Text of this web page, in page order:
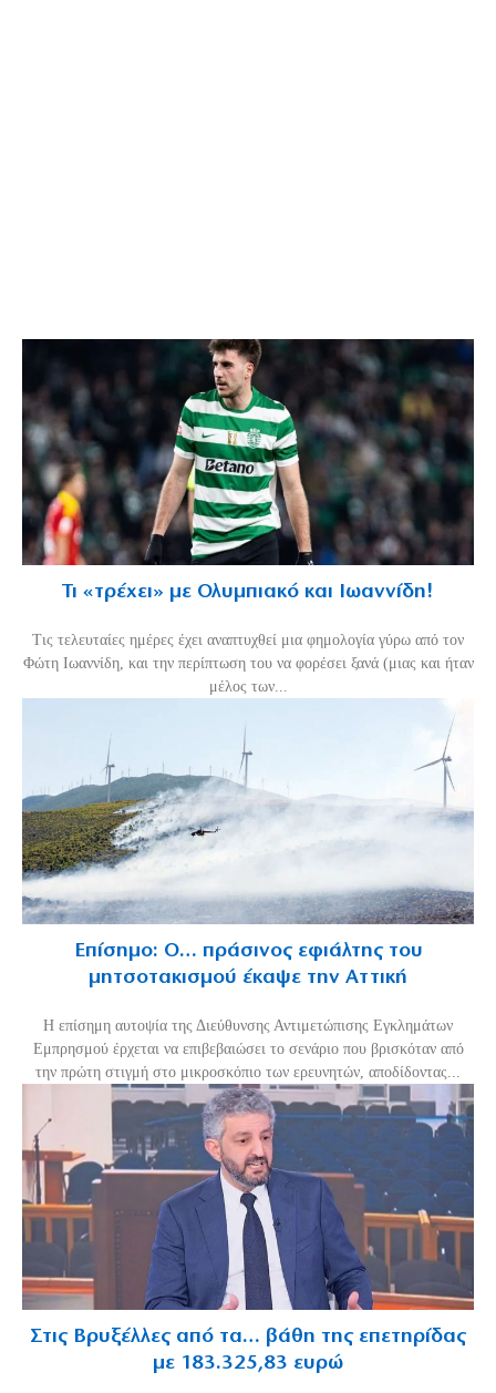
Τι «τρέχει» με Ολυμπιακό και Ιωαννίδη!
Τις τελευταίες ημέρες έχει αναπτυχθεί μια φημολογία γύρω από τον
Φώτη Ιωαννίδη, και την περίπτωση του να φορέσει ξανά (μιας και ήταν
μέλος των...
Επίσημο: Ο… πράσινος εφιάλτης του
μητσοτακισμού έκαψε την Αττική
Η επίσημη αυτοψία της Διεύθυνσης Αντιμετώπισης Εγκλημάτων
Εμπρησμού έρχεται να επιβεβαιώσει το σενάριο που βρισκόταν από
την πρώτη στιγμή στο μικροσκόπιο των ερευνητών, αποδίδοντας...
Στις Βρυξέλλες από τα… βάθη της επετηρίδας
με 183.325,83 ευρώ